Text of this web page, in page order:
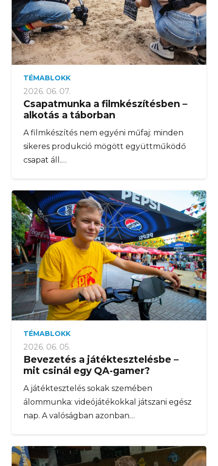
TÉMABLOKK
2026. 06. 07.
Csapatmunka a filmkészítésben –
alkotás a táborban
A filmkészítés nem egyéni műfaj: minden
sikeres produkció mögött együttműködő
csapat áll.…
TÉMABLOKK
2026. 06. 05.
Bevezetés a játéktesztelésbe –
mit csinál egy QA-gamer?
A játéktesztelés sokak szemében
álommunka: videójátékokkal játszani egész
nap. A valóságban azonban…